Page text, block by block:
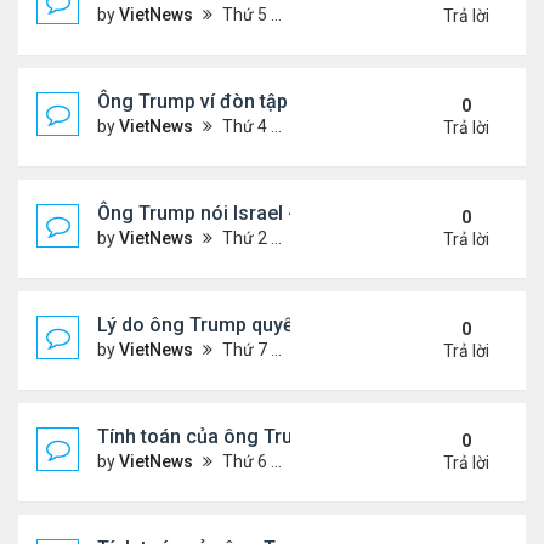
byVietNews Thứ 5 Tháng 6 26, 2025 4:33 pm
Trả lời
Ông Trump ví đòn tập kích Iran với vụ ném bom
byVietNews Thứ 4 Tháng 6 25, 2025 5:43 pm
0
Trả lời
Ông Trump nói Israel - Iran đạt thỏa thuận ngừng
byVietNews Thứ 2 Tháng 6 23, 2025 5:45 pm
0
Trả lời
Lý do ông Trump quyết định không kích Iran
byVietNews Thứ 7 Tháng 6 21, 2025 11:14 pm
0
Trả lời
Tính toán của ông Trump khi lùi quyết định can
byVietNews Thứ 6 Tháng 6 20, 2025 2:44 pm
0
Trả lời